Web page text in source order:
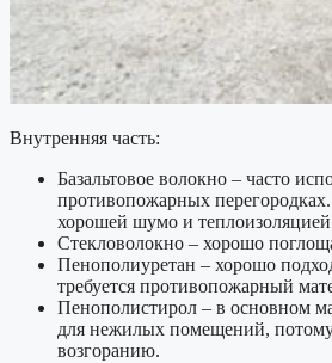
Внутренняя часть:
Базальтовое волокно – часто
противопожарных
хорошей шумо и
Стекловолокно – хорошо
Пенополиуретан – хорошо
требуется противопожарный
Пенополистирол – в основном
для нежилых помещений,
возгоранию.